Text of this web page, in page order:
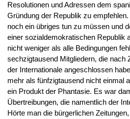
Resolutionen und Adressen dem
Gründung der Republik zu
noch ein übriges tun zu müssen und
einer sozialdemokratischen Republik
nicht weniger als alle Bedingungen
sechzigtausend Mitgliedern, die nach
der Internationale angeschlossen
mehr als fünfzigtausend nicht einmal
ein Produkt der Phantasie. Es war
Übertreibungen, die namentlich der
Hörte man die bürgerlichen